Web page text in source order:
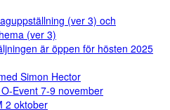
(ver 3) och
(ver 3)
är öppen för hösten 2025
Simon Hector
Event 7-9 november
2 oktober